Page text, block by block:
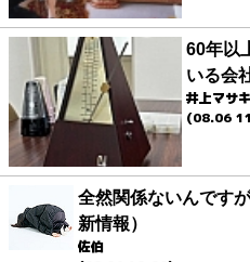
60年以
いる会
井上マサキ
(08.06
全然関係ないんです
新情報）
佐伯